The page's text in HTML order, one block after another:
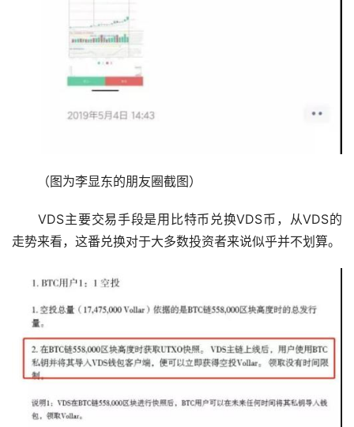
（图为李显东的朋友圈截图）
VDS主要交易手段是用比特币兑换VDS币，从VDS的
走势来看，这番兑换对于大多数投资者来说似乎并不划算。